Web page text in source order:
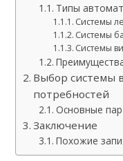
Типы
Системы
Системы
Системы
Выбор системы
потребностей
Основные
Заключение
Похожие